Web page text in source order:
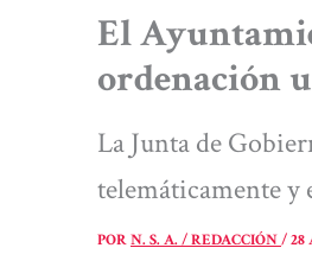
El
ordenación
La Junta de
telemáticamente
PORN. S. A. / REDACCIÓN/28